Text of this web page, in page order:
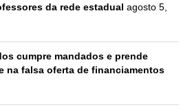
da rede estadual agosto 5,
cumpre mandados e prende
na falsa oferta de financiamentos